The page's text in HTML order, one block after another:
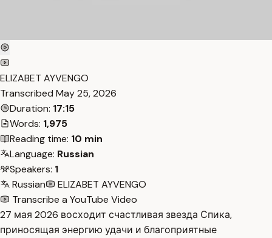
ELIZABET AYVENGO
Transcribed May 25, 2026
Duration: 17:15
Words: 1,975
Reading time: 10 min
Language: Russian
Speakers: 1
Russian
ELIZABET AYVENGO
Transcribe a YouTube Video
27 мая 2026 восходит счастливая звезда Спика,
приносящая энергию удачи и благоприятные